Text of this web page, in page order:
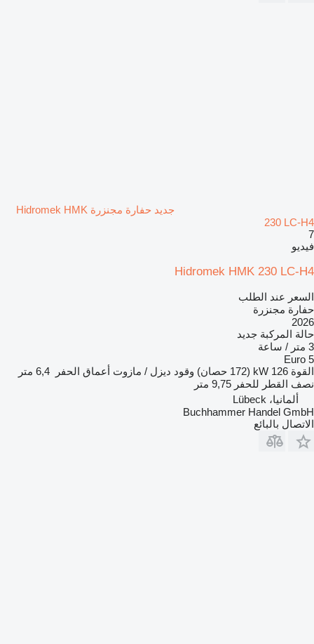
جديد حفارة مجنزرة Hidromek HMK
230 LC-H4
7
فيديو
Hidromek HMK 230 LC-H4
السعر عند الطلب
حفارة مجنزرة
2026
حالة المركبة جديد
3 متر / ساعة
Euro 5
القوة 126 kW (172 حصان) وقود ديزل / مازوت أعماق الحفر
6,4 متر
نصف القطر للحفر 9,75 متر
ألمانيا، Lübeck
Buchhammer Handel GmbH
الاتصال بالبائع